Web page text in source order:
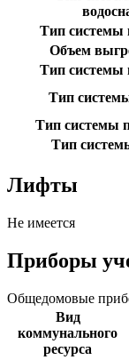
Тип системы
Объем
Тип системы
Тип
Тип системы
Тип
Лифты
Не имеется
Приборы
Общедомовые
Вид
коммунального
ресурса